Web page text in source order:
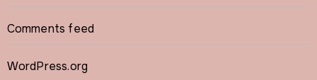
Comments feed
WordPress.org